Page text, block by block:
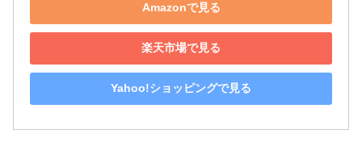
Amazonで見る
楽天市場で見る
Yahoo!ショッピングで見る